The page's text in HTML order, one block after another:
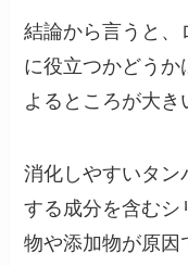
結論から言うと、
に役立つかどうか
よるところが大き
消化しやすいタン
する成分を含むシ
物や添加物が原因